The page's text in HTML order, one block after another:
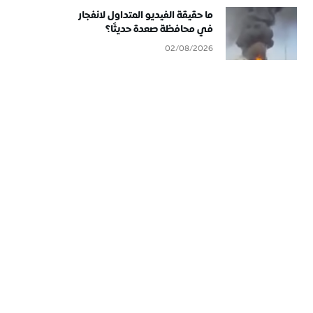
ما حقيقة الفيديو المتداول لانفجار
في محافظة صعدة حديثًا؟
02/08/2026